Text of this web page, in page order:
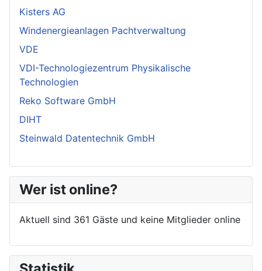
Kisters AG
Windenergieanlagen Pachtverwaltung
VDE
VDI-Technologiezentrum Physikalische
Technologien
Reko Software GmbH
DIHT
Steinwald Datentechnik GmbH
Wer ist online?
Aktuell sind 361 Gäste und keine Mitglieder online